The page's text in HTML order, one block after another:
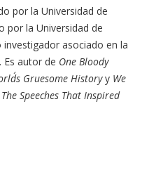
por la Universidad de
por la Universidad de
asociado en la
Es autor de One Bloody
Gruesome Historyy We
Speeches That Inspired